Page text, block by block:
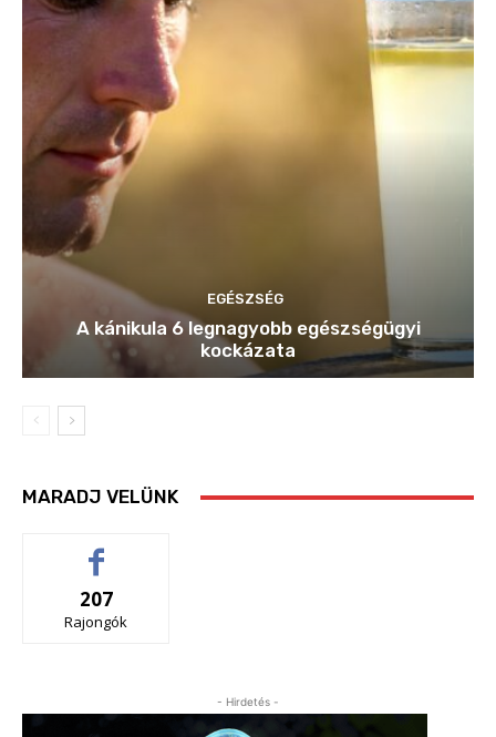
EGÉSZSÉG
A kánikula 6 legnagyobb egészségügyi
kockázata
MARADJ VELÜNK
207
Rajongók
- Hirdetés -